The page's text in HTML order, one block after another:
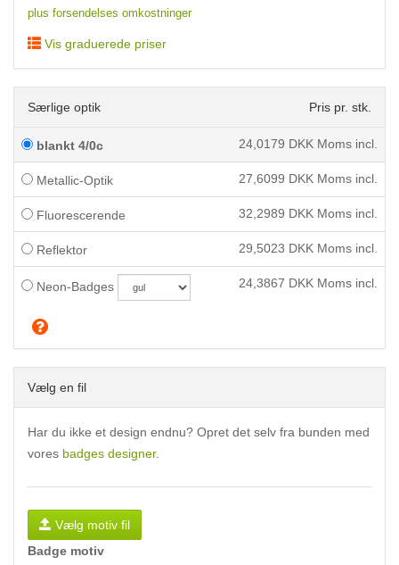
plus forsendelses omkostninger
Vis graduerede priser
Særlige optik Pris pr. stk.
blankt 4/0c 24,0179 DKK Moms incl.
Metallic-Optik 27,6099 DKK Moms incl.
Fluorescerende 32,2989 DKK Moms incl.
Reflektor 29,5023 DKK Moms incl.
Neon-Badges 24,3867 DKK Moms incl.
Vælg en fil
Har du ikke et design endnu? Opret det selv fra bunden med
vores badges designer.
Vælg motiv fil
Badge motiv